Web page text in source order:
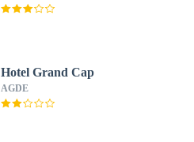
Hotel Grand Cap
AGDE